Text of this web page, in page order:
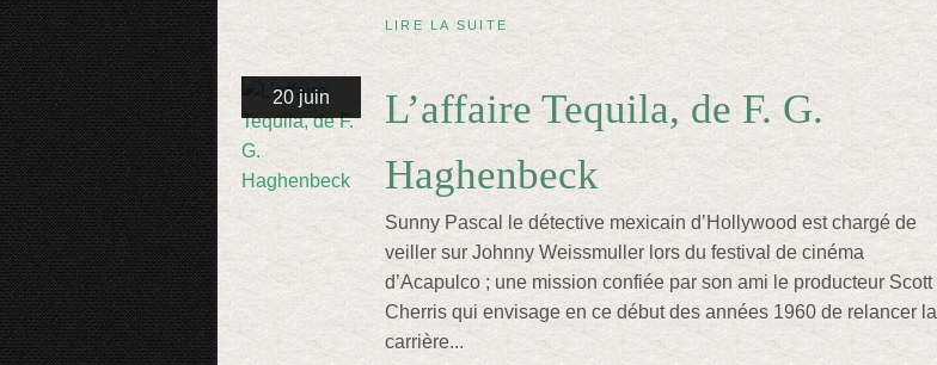
LIRE LA SUITE
20 juin
L’affaire Tequila, de F. G.
Haghenbeck
Sunny Pascal le détective mexicain d’Hollywood est chargé de
veiller sur Johnny Weissmuller lors du festival de cinéma
d’Acapulco ; une mission confiée par son ami le producteur Scott
Cherris qui envisage en ce début des années 1960 de relancer la
carrière...